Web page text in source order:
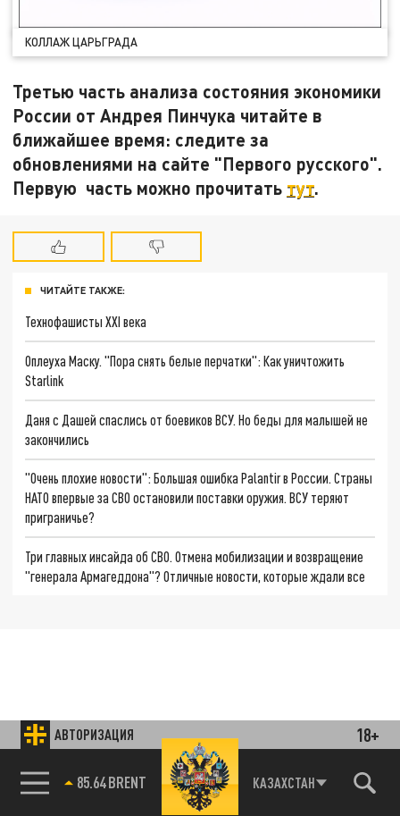
АВТОРИЗАЦИЯ 18+
85.64 BRENT КАЗАХСТАН
КОЛЛАЖ ЦАРЬГРАДА
Третью часть анализа состояния экономики
России от Андрея Пинчука читайте в
ближайшее время: следите за
обновлениями на сайте "Первого русского".
Первую часть можно прочитать тут.
ЧИТАЙТЕ ТАКЖЕ:
Технофашисты XXI века
Оплеуха Маску. "Пора снять белые перчатки": Как уничтожить
Starlink
Даня с Дашей спаслись от боевиков ВСУ. Но беды для малышей не
закончились
"Очень плохие новости": Большая ошибка Palantir в России. Страны
НАТО впервые за СВО остановили поставки оружия. ВСУ теряют
приграничье?
Три главных инсайда об СВО. Отмена мобилизации и возвращение
"генерала Армагеддона"? Отличные новости, которые ждали все